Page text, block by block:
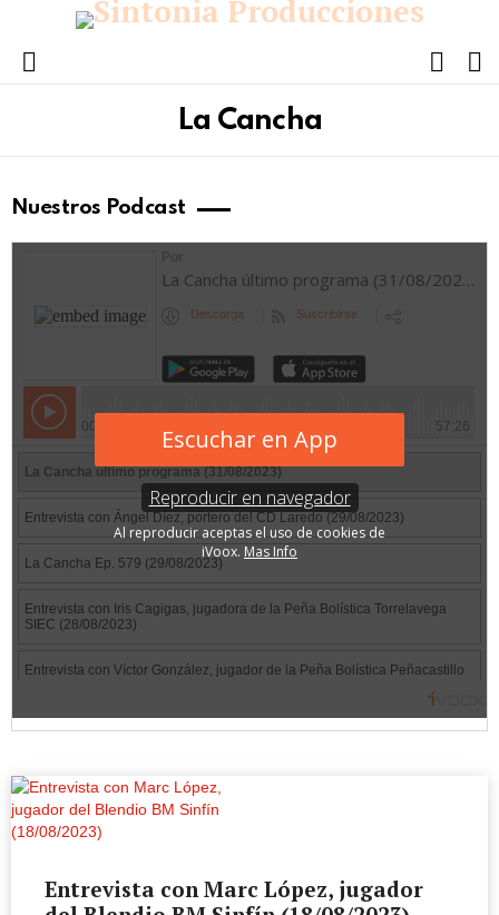
Menu
La Cancha
Nuestros Podcast
Entrevista con Marc López, jugador